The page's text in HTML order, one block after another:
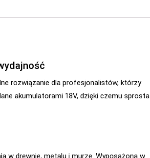
rozwiązanie dla profesjonalistów, którzy
akumulatorami 18V, dzięki czemu sprosta
w drewnie, metalu i murze. Wyposażona w